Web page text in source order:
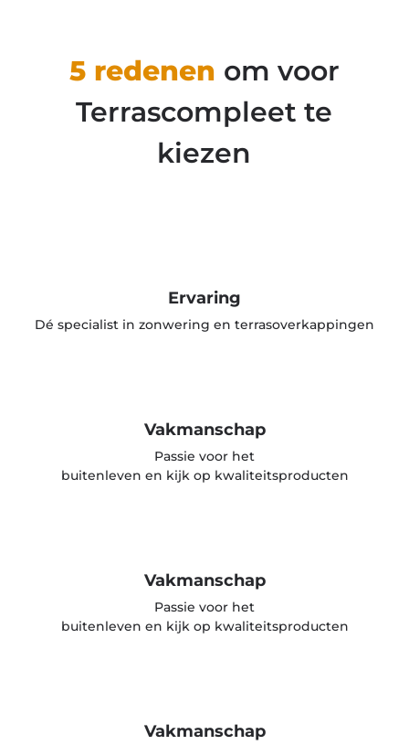
5 redenen om voor
Terrascompleet te
kiezen
Ervaring
Dé specialist in zonwering en terrasoverkappingen
Vakmanschap
Passie voor het
buitenleven en kijk op kwaliteitsproducten
Vakmanschap
Passie voor het
buitenleven en kijk op kwaliteitsproducten
Vakmanschap